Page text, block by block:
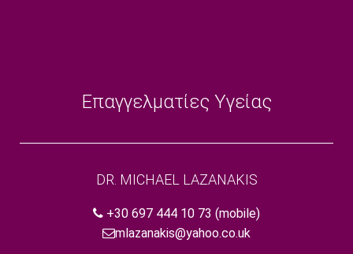
Επαγγελματίες Υγείας
DR. MICHAEL LAZANAKIS
+30 697 444 10 73 (mobile)
mlazanakis@yahoo.co.uk